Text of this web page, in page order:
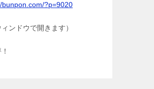
bunpon.com/?p=9020
ィンドウで開きます）